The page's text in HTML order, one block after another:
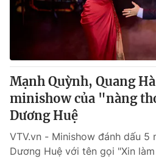
Sản phẩm
Tư vấn
Lịch phát sóng
Chuyên mục khác
Emagazine
Photo
Mạnh Quỳnh, Quang
minishow của "nàng
Dương Huệ
VTV.vn - Minishow đánh dấu 5
Dương Huệ với tên gọi "Xin